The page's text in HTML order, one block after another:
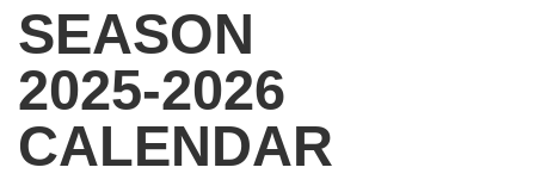
SEASON
2025-2026
CALENDAR